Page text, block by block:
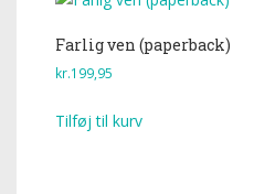
Farlig ven (paperback)
kr.199,95
Tilføj til kurv